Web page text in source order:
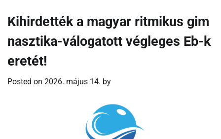
Kihirdették a magyar ritmikus gim
nasztika-válogatott végleges Eb-k
eretét!
Posted on 2026. május 14. by